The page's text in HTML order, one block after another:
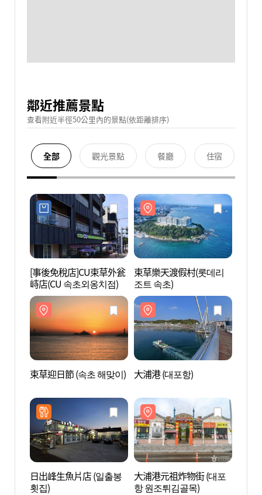
鄰近推薦景點
查看附近半徑50公里內的景點(依距離排序)
全部 觀光景點 餐廳 住宿
[事後免稅店]CU束草外瓮
峙店(CU 속초외옹치점)
束草樂天渡假村(롯데리
조트 속초)
束草迎日節 (속초 해맞이) 大浦港 (대포항)
日出峰生魚片店 (일출봉
횟집)
大浦港元祖炸物街 (대포
항 원조튀김골목)